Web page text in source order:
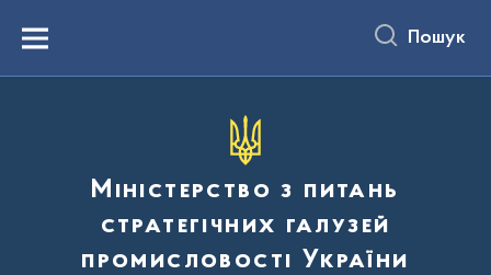
вмістуMenu Пошук
Міністерство з питань
стратегічних галузей
промисловості України